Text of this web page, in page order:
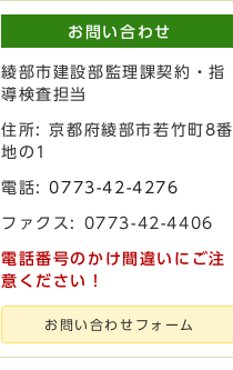
お問い合わせ
綾部市建設部監理課契約・指
導検査担当
住所: 京都府綾部市若竹町8番
地の1
電話:0773-42-4276
ファクス: 0773-42-4406
電話番号のかけ間違いにご注
意ください！
お問い合わせフォーム